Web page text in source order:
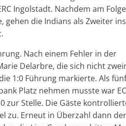
Ingolstadt. Nachdem am
die Indians als Zweiter ins
Nach einem Fehler in der
Delarbre, die sich nicht
1:0 Führung markierte. Als fünf
Platz nehmen musste war
zur Stelle. Die Gäste
zu. Erneut in Überzahl dann der